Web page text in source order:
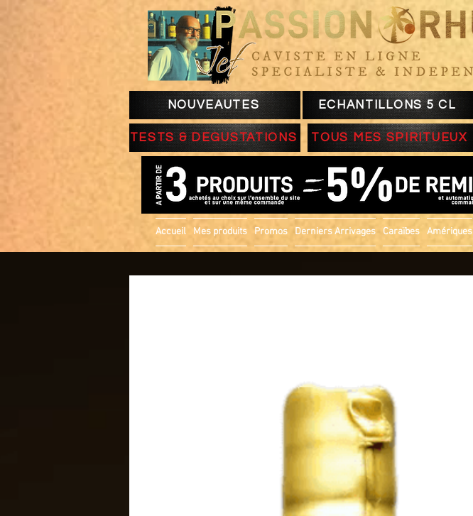
NOUVEAUTES ECHANTILLONS 5 CL
TESTS & DEGUSTATIONS TOUS MES SPIRITUEUX
Accueil Mes produits Promos Derniers Arrivages Caraïbes Amériques